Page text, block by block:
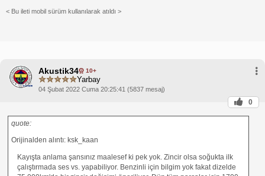
< Bu ileti mobil sürüm kullanılarak atıldı >
Akustik34 10+
Yarbay
04 Şubat 2022 Cuma 20:25:41 (5837 mesaj)
0
quote:
Orijinalden alıntı: ksk_kaan
Kayışta anlama şansınız maalesef ki pek yok. Zincir olsa soğukta ilk
çalıştırmada ses vs. yapabiliyor. Benzinli için bilgim yok fakat dizelde